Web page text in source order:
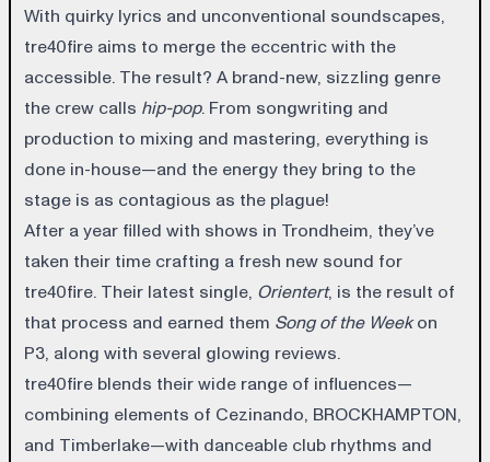
With quirky lyrics and unconventional soundscapes,
tre40fire aims to merge the eccentric with the
accessible. The result? A brand-new, sizzling genre
the crew calls hip-pop. From songwriting and
production to mixing and mastering, everything is
done in-house—and the energy they bring to the
stage is as contagious as the plague!
After a year filled with shows in Trondheim, they’ve
taken their time crafting a fresh new sound for
tre40fire. Their latest single, Orientert, is the result of
that process and earned them Song of the Weekon
P3, along with several glowing reviews.
tre40fire blends their wide range of influences—
combining elements of Cezinando, BROCKHAMPTON,
and Timberlake—with danceable club rhythms and